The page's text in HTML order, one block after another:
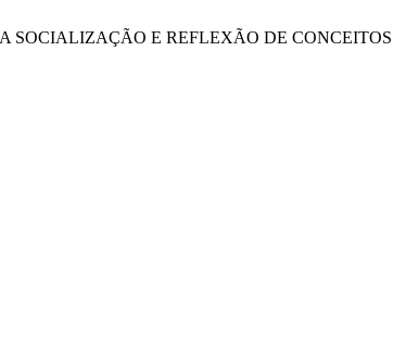
A SOCIALIZAÇÃO E REFLEXÃO DE CONCEITOS